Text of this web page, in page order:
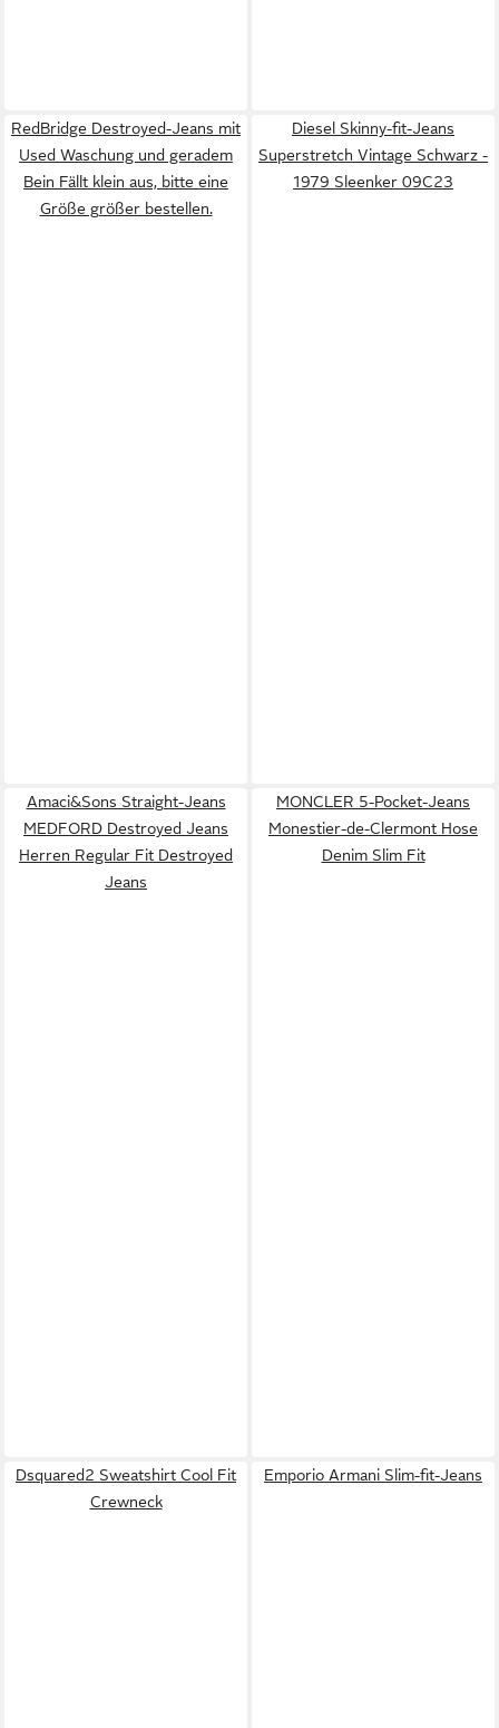
RedBridge Destroyed-Jeans mit
Used Waschung und geradem
Bein Fällt klein aus, bitte eine
Größe größer bestellen.
Diesel Skinny-fit-Jeans
Superstretch Vintage Schwarz -
1979 Sleenker 09C23
Amaci&Sons Straight-Jeans
MEDFORD Destroyed Jeans
Herren Regular Fit Destroyed
Jeans
MONCLER 5-Pocket-Jeans
Monestier-de-Clermont Hose
Denim Slim Fit
Dsquared2 Sweatshirt Cool Fit
Crewneck
Emporio Armani Slim-fit-Jeans